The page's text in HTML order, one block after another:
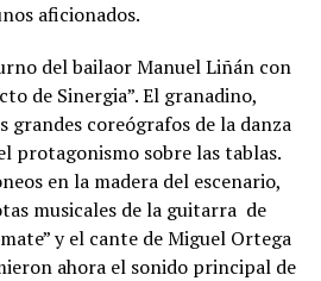
aficionados.
del bailaor Manuel Liñán con
de Sinergia”. El granadino,
grandes coreógrafos de la danza
protagonismo sobre las tablas.
en la madera del escenario,
musicales de la guitarra de
y el cante de Miguel Ortega
ahora el sonido principal de